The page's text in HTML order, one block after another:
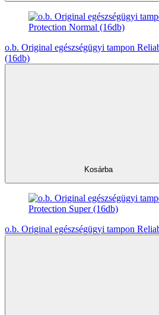
o.b. Original egészségügyi tampon
(16db)
Kosárba
o.b. Original egészségügyi tampon